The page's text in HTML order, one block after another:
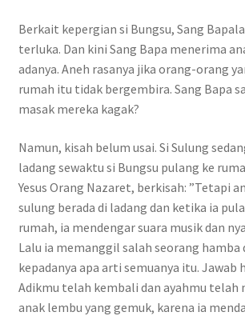
Berkait kepergian si Bungsu, Sang
terluka. Dan kini Sang Bapa menerima
adanya. Aneh rasanya jika orang-orang
rumah itu tidak bergembira. Sang Bapa
masak mereka kagak?
Namun, kisah belum usai. Si Sulung
ladang sewaktu si Bungsu pulang ke
Yesus Orang Nazaret, berkisah: ”Tetapi
sulung berada di ladang dan ketika ia
rumah, ia mendengar suara musik dan
Lalu ia memanggil salah seorang hamba
kepadanya apa arti semuanya itu. Jawab
Adikmu telah kembali dan ayahmu telah
anak lembu yang gemuk, karena ia